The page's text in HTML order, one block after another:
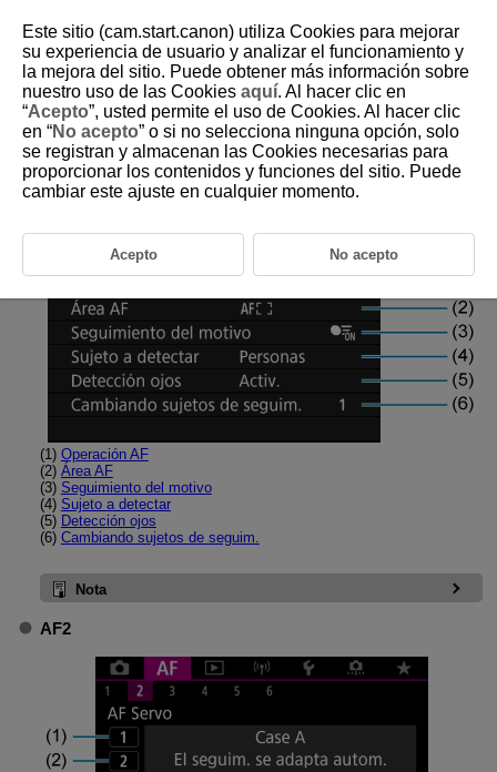
D180-121
Menús de fichas: AF (Fotos)
AF1
(1) Operación AF
(2) Área AF
(3) Seguimiento del motivo
(4) Sujeto a detectar
(5) Detección ojos
(6) Cambiando sujetos de seguim.
Nota
AF2
Este sitio (cam.start.canon) utiliza Cookies para mejorar
su experiencia de usuario y analizar el funcionamiento y
la mejora del sitio. Puede obtener más información sobre
nuestro uso de las Cookies aquí. Al hacer clic en
“Acepto”, usted permite el uso de Cookies. Al hacer clic
en “No acepto” o si no selecciona ninguna opción, solo
se registran y almacenan las Cookies necesarias para
proporcionar los contenidos y funciones del sitio. Puede
cambiar este ajuste en cualquier momento.
Acepto No acepto